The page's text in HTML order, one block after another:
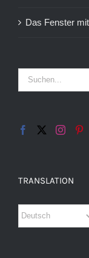
Das Fenster
TRANSLATION